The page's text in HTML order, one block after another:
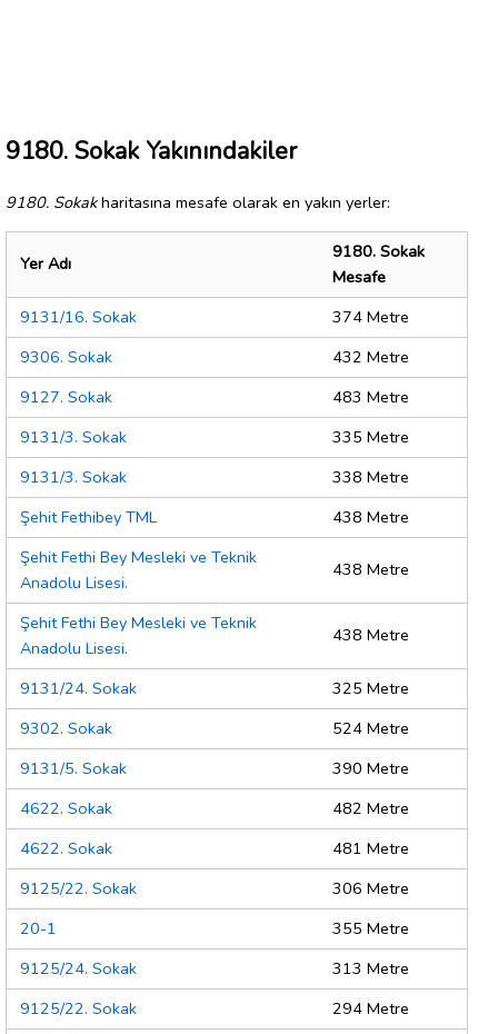
9180. Sokak Yakınındakiler
9180. Sokakharitasına mesafe olarak en yakın yerler:
Yer Adı
9180. Sokak
Mesafe
9131/16. Sokak
374 Metre
9306. Sokak
432 Metre
9127. Sokak
483 Metre
9131/3. Sokak
335 Metre
9131/3. Sokak
338 Metre
Şehit Fethibey TML
438 Metre
Şehit Fethi Bey Mesleki ve Teknik
Anadolu Lisesi.
438 Metre
Şehit Fethi Bey Mesleki ve Teknik
Anadolu Lisesi.
438 Metre
9131/24. Sokak
325 Metre
9302. Sokak
524 Metre
9131/5. Sokak
390 Metre
4622. Sokak
482 Metre
4622. Sokak
481 Metre
9125/22. Sokak
306 Metre
20-1
355 Metre
9125/24. Sokak
313 Metre
9125/22. Sokak
294 Metre